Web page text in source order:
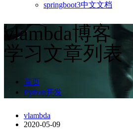
springboot3中文文档
vlambda博客
学习文章列表
首页
Python开发
vlambda
2020-05-09